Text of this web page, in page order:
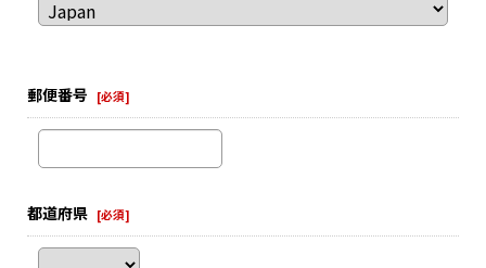
郵便番号 [必須]
都道府県 [必須]